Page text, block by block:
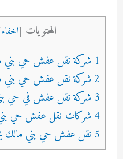
المحتويات [اخفاء]
1 شركة نقل عفش حي بني مالك بجدة
2 شركة نقل عفش حي بني مالك في جدة
3 شركة نقل عفش في حي بني مالك بجدة
4 شركات نقل عفش حي بني مالك بجدة
5 نقل عفش حي بني مالك بجدة